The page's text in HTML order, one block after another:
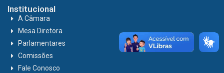
Institucional
A Câmara
Mesa Diretora
Parlamentares
Comissões
Fale Conosco